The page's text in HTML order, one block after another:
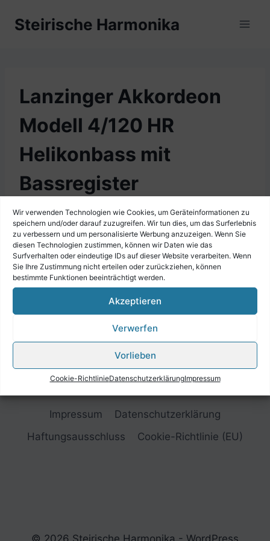
Wir verwenden Technologien wie Cookies, um Geräteinformationen zu
speichern und/oder darauf zuzugreifen. Wir tun dies, um das Surferlebnis
zu verbessern und um personalisierte Werbung anzuzeigen. Wenn Sie
diesen Technologien zustimmen, können wir Daten wie das
Surfverhalten oder eindeutige IDs auf dieser Website verarbeiten. Wenn
Sie Ihre Zustimmung nicht erteilen oder zurückziehen, können
bestimmte Funktionen beeinträchtigt werden.
Akzeptieren
Verwerfen
Vorlieben
Cookie-RichtlinieDatenschutzerklärungImpressum
InhaltSteirische Harmonika
Lanzinger Akkordeon
Modell 4/120 HR
Helikonbass mit
Bassregister
Impressum
Datenschutzerklärung
Haftungsausschluss
Cookie-Richtlinie (EU)